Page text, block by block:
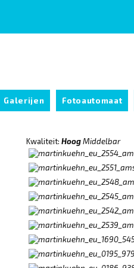
Galerijen Fotoautomaat
Kwaliteit:Hoog Middelbar